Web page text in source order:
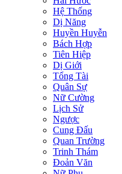
Hệ Thống
Dị Năng
Huyền Huyễn
Bách Hợp
Tiên Hiệp
Dị Giới
Tổng Tài
Quân Sự
Nữ Cường
Lịch Sử
Ngược
Cung Đấu
Quan Trường
Trinh Thám
Đoản Văn